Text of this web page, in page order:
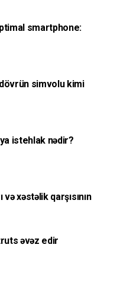
smartphone:
simvolu kimi
istehlak nədir?
xəstəlik qarşısının
əvəz edir